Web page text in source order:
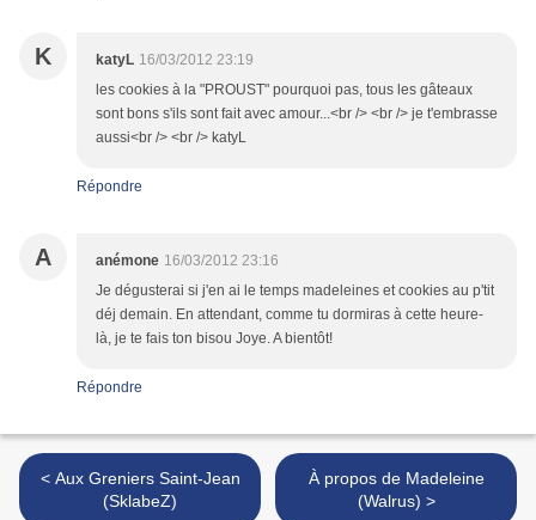
K katyL 16/03/2012 23:19
les cookies à la "PROUST" pourquoi pas, tous les gâteaux
sont bons s'ils sont fait avec amour...<br /> <br /> je t'embrasse
aussi<br /> <br /> katyL
Répondre
A anémone 16/03/2012 23:16
Je dégusterai si j'en ai le temps madeleines et cookies au p'tit
déj demain. En attendant, comme tu dormiras à cette heure-
là, je te fais ton bisou Joye. A bientôt!
Répondre
< Aux Greniers Saint-Jean
(SklabeZ)
À propos de Madeleine
(Walrus) >